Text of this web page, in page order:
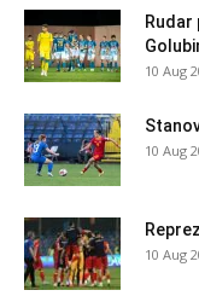
Rudar
10 Aug
10 Aug
10 Aug